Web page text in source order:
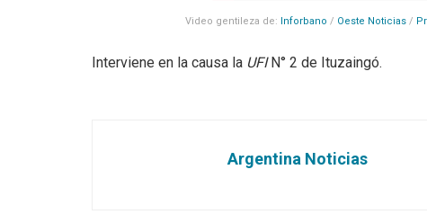
Video gentileza de: Inforbano / Oeste Noticias /
Interviene en la causa la UFIN° 2 de Ituzaingó.
Argentina Noticias